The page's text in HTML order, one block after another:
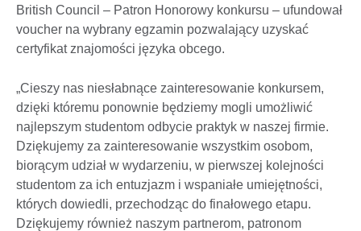
British Council – Patron Honorowy konkursu – ufundował
voucher na wybrany egzamin pozwalający uzyskać
certyfikat znajomości języka obcego.
„Cieszy nas niesłabnące zainteresowanie konkursem,
dzięki któremu ponownie będziemy mogli umożliwić
najlepszym studentom odbycie praktyk w naszej firmie.
Dziękujemy za zainteresowanie wszystkim osobom,
biorącym udział w wydarzeniu, w pierwszej kolejności
studentom za ich entuzjazm i wspaniałe umiejętności,
których dowiedli, przechodząc do finałowego etapu.
Dziękujemy również naszym partnerom, patronom